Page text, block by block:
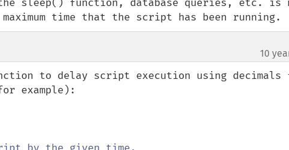
sleep() function, database queries, etc. is
time that the script has been running.
10
to delay script execution using decimals
example):